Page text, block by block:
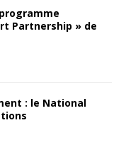
Partnership » de
: le National